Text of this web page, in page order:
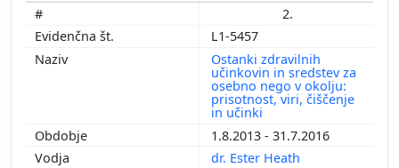
2.
L1-5457
Ostanki zdravilnih
učinkovin in sredstev za
osebno nego v okolju:
prisotnost, viri, čiščenje
in učinki
1.8.2013 - 31.7.2016
dr. Ester Heath